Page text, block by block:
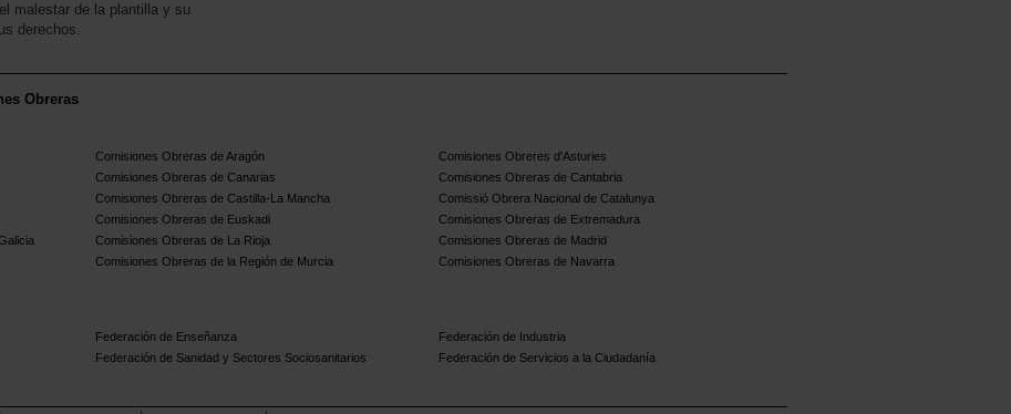
malestar de la plantilla y su
derechos.
Obreras
Comisiones Obreras de Aragón
Comisiones Obreres d'Asturies
Comisiones Obreras de Canarias
Comisiones Obreras de Cantabria
Comisiones Obreras de Castilla-La Mancha
Comissió Obrera Nacional de Catalunya
Comisiones Obreras de Euskadi
Comisiones Obreras de Extremadura
Comisiones Obreras de La Rioja
Comisiones Obreras de Madrid
Comisiones Obreras de la Región de Murcia
Comisiones Obreras de Navarra
Federación de Enseñanza
Federación de Industria
Federación de Sanidad y Sectores Sociosanitarios
Federación de Servicios a la Ciudadanía